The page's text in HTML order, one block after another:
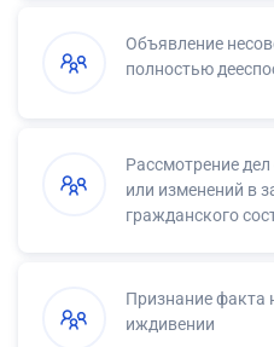
Объявление
полностью
Рассмотрение
или изменений в
гражданского
Признание факта
иждивении